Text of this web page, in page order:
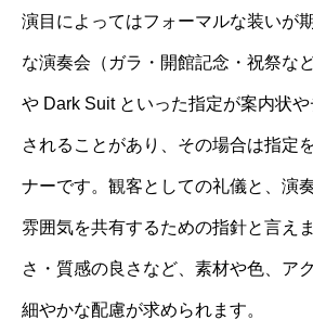
演目によってはフォーマルな装いが
な演奏会（ガラ・開館記念・祝祭な
や Dark Suit といった指定が案内状
されることがあり、その場合は指定
ナーです。観客としての礼儀と、演
雰囲気を共有するための指針と言え
さ・質感の良さなど、素材や色、ア
細やかな配慮が求められます。